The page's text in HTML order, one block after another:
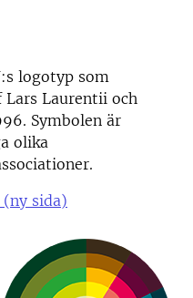
logotyp som
Laurentii och
Symbolen är
olika
sida)